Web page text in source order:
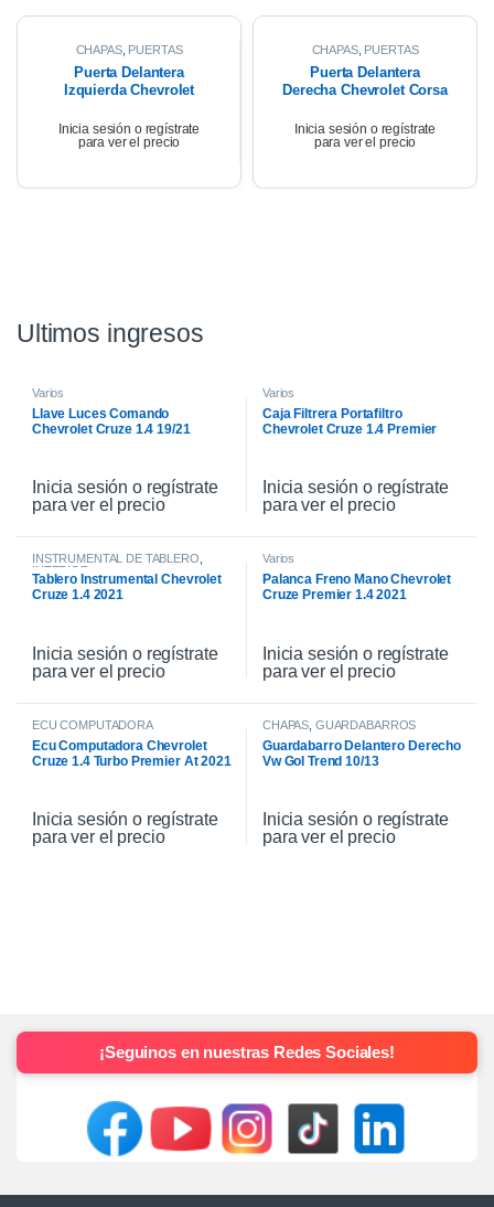
CHAPAS, PUERTAS
Puerta Delantera
Izquierda Chevrolet
Inicia sesión o regístrate
para ver el precio
CHAPAS, PUERTAS
Puerta Delantera
Derecha Chevrolet Corsa
Inicia sesión o regístrate
para ver el precio
Ultimos ingresos
Varios
Llave Luces Comando
Chevrolet Cruze 1.4 19/21
Inicia sesión o regístrate
para ver el precio
Varios
Caja Filtrera Portafiltro
Chevrolet Cruze 1.4 Premier
Inicia sesión o regístrate
para ver el precio
INSTRUMENTAL DE TABLERO,
INTERIOR
Tablero Instrumental Chevrolet
Cruze 1.4 2021
Inicia sesión o regístrate
para ver el precio
Varios
Palanca Freno Mano Chevrolet
Cruze Premier 1.4 2021
Inicia sesión o regístrate
para ver el precio
ECU COMPUTADORA
Ecu Computadora Chevrolet
Cruze 1.4 Turbo Premier At 2021
Inicia sesión o regístrate
para ver el precio
CHAPAS GUARDABARROS
Guardabarro Delantero Derecho
Vw Gol Trend 10/13
Inicia sesión o regístrate
para ver el precio
¡Seguinos en nuestras Redes Sociales!